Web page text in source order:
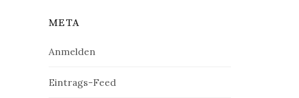
META
Anmelden
Eintrags-Feed